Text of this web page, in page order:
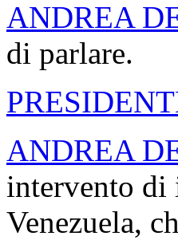
ANDREA
di parlare.
ANDREA
intervento di
Venezuela,